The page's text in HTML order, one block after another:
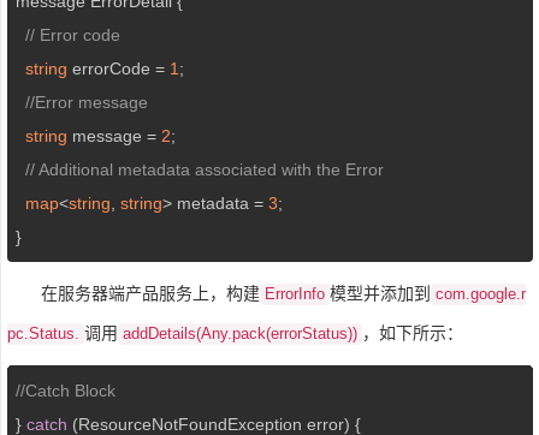
// Error code
string errorCode = 1 ;
//Error message
string message = 2;
// Additional metadata associated with the Error
map<string , string> metadata = 3;
}
在服务器端产品服务上，构建 ErrorInfo 模型并添加到 com.google.r
pc.Status. 调用 addDetails(Any.pack(errorStatus)) ，如下所示：
//Catch Block
} catch (ResourceNotFoundException error) {